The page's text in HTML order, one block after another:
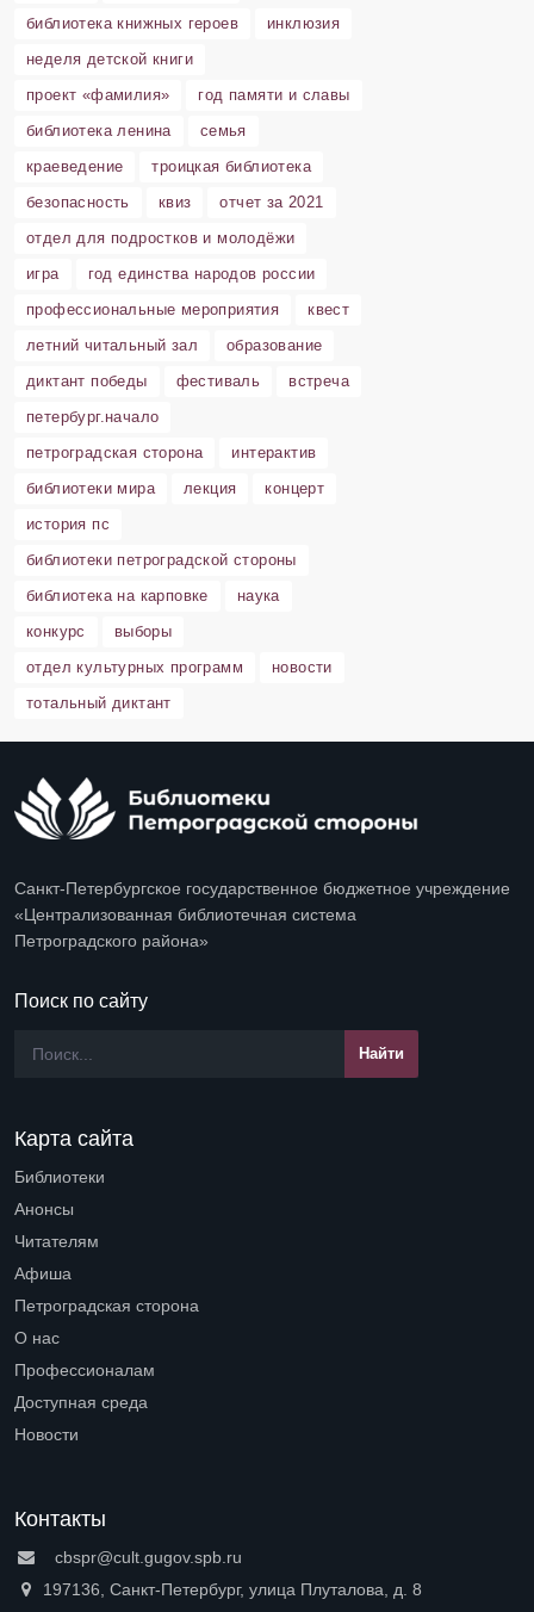
библиотека книжных героев
инклюзия
неделя детской книги
проект «фамилия»
год памяти и славы
библиотека ленина
семья
краеведение
троицкая библиотека
безопасность
квиз
отчет за 2021
отдел для подростков и молодёжи
игра
год единства народов россии
профессиональные мероприятия
квест
летний читальный зал
образование
диктант победы
фестиваль
встреча
петербург.начало
петроградская сторона
интерактив
библиотеки мира
лекция
концерт
история пс
библиотеки петроградской стороны
библиотека на карповке
наука
конкурс
выборы
отдел культурных программ
новости
тотальный диктант
Санкт-Петербургское государственное бюджетное учреждение
«Централизованная библиотечная система
Петроградского района»
Поиск по сайту
Карта сайта
Библиотеки
Анонсы
Читателям
Афиша
Петроградская сторона
О нас
Профессионалам
Доступная среда
Новости
Контакты
cbspr@cult.gugov.spb.ru
197136, Санкт-Петербург, улица Плуталова, д. 8